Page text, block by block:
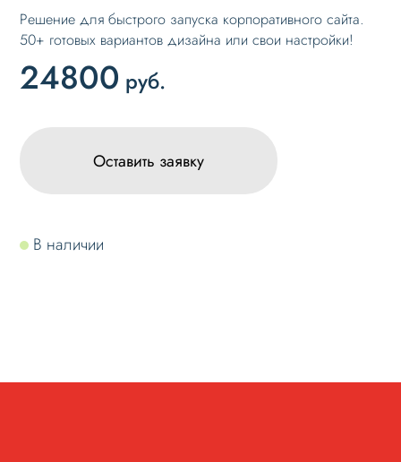
Решение для быстрого запуска корпоративного сайта.
50+ готовых вариантов дизайна или свои настройки!
24800 руб.
Оставить заявку
В наличии